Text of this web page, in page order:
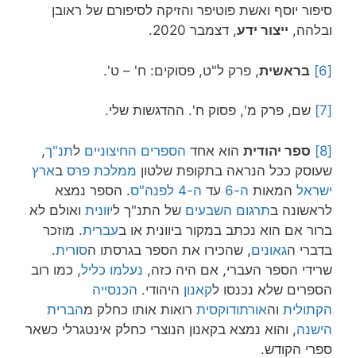
סיפור יוסף ואשת פוטיפר והזיקה לסיפורם של ראובן
ובלהה, ייצור ידע, דצמבר 2020.
[6] בראשית, פרק ל"ט, פסוקים: ח' – ט'.
[7] שם, פרק מ', פסוק ח'. ההדגשות שלי.
[8] ספר יהודית הוא אחד הספרים החיצוניים לתנ"ך,
שעוסק ככל הנראה בתקופת שלטון ממלכת פרס בארץ
ישראל המאות ה-6 עד ה-4 לפנה"ס
. הספר נמצא
לראשונה בתרגום השבעים של התנ"ך ליוונית ואולם לא
ברור אם הוא נכתב במקור ביוונית או בעברית. מוזכר
בדברי הגאונים, שהכירו את הספר בגרסתו הסורית.
שרידי הספר העברי, אם היה כזה, נעלמו כליל, כמו רוב
הספרים שלא נכנסו לקאנון היהודי. הכנסייה
הקתולית והאורתודוקסית רואות אותו כחלק מהברית
הישנה, והוא נמצא בקאנון הנוצרי כחלק אינטגרלי כשאר
ספרי הקודש.